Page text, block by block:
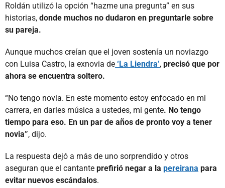
Roldán utilizó la opción “hazme una pregunta” en sus
historias, donde muchos no dudaron en preguntarle sobre
su pareja.
Aunque muchos creían que el joven sostenía un noviazgo
con Luisa Castro, la exnovia de ‘La Liendra’, precisó que por
ahora se encuentra soltero.
“No tengo novia. En este momento estoy enfocado en mi
carrera, en darles música a ustedes, mi gente. No tengo
tiempo para eso. En un par de años de pronto voy a tener
novia”, dijo.
La respuesta dejó a más de uno sorprendido y otros
aseguran que el cantante prefirió negar a la pereirana para
evitar nuevos escándalos.